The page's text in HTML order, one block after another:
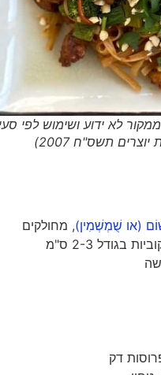
לא ידוע ושימוש לפי סעיף
שֻׁמְשְׁמִין), מחולקים